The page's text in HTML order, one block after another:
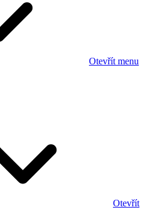
Otevřít menu
Otevřít